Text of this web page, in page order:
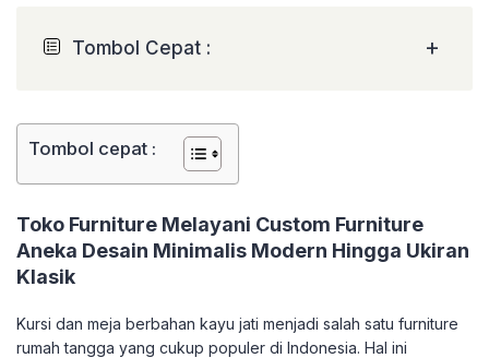
Tombol Cepat : +
Tombol cepat :
Toko Furniture Melayani Custom Furniture
Aneka Desain Minimalis Modern Hingga Ukiran
Klasik
Kursi dan meja berbahan kayu jati menjadi salah satu furniture
rumah tangga yang cukup populer di Indonesia. Hal ini